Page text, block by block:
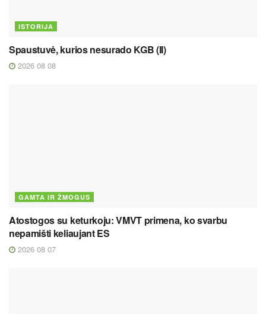
ISTORIJA
Spaustuvė, kurios nesurado KGB (II)
2026 08 08
GAMTA IR ŽMOGUS
Atostogos su keturkoju: VMVT primena, ko svarbu
nepamišti keliaujant ES
2026 08 07